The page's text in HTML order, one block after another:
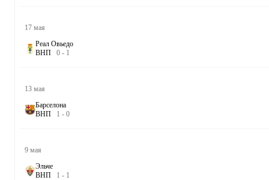
17 мая
Реал Овьедо
ВНП 0 - 1
13 мая
Барселона
ВНП 1 - 0
9 мая
Эльче
ВНП 1 - 1